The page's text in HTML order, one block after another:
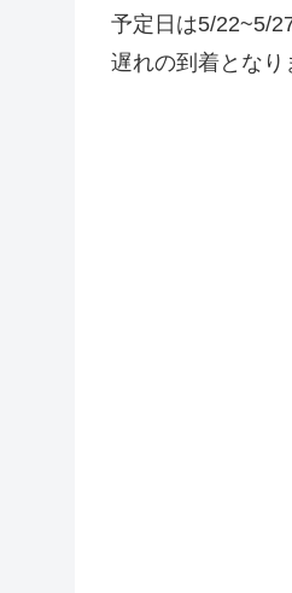
予定日は5/22~5/
遅れの到着となり